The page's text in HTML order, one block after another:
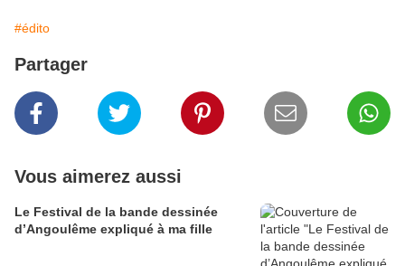
#édito
Partager
Vous aimerez aussi
Le Festival de la bande dessinée
d’Angoulême expliqué à ma fille